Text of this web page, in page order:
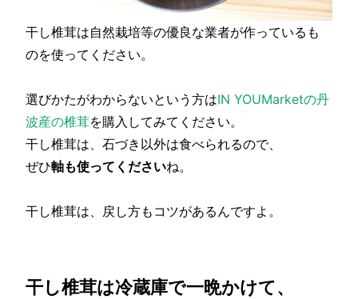
干し椎茸は自然栽培等の優良な業者が作っているも
のを使ってください。
選びかたがわからないという方はIN YOUMarketの丹
波産の椎茸を購入してみてください。
干し椎茸は、石づき以外は食べられるので、
ぜひ軸も使ってくださいね。
干し椎茸は、戻し方もコツがあるんですよ。
干し椎茸は冷蔵庫で一晩かけて、